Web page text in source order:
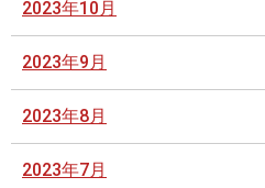
2023年10月
2023年9月
2023年8月
2023年7月